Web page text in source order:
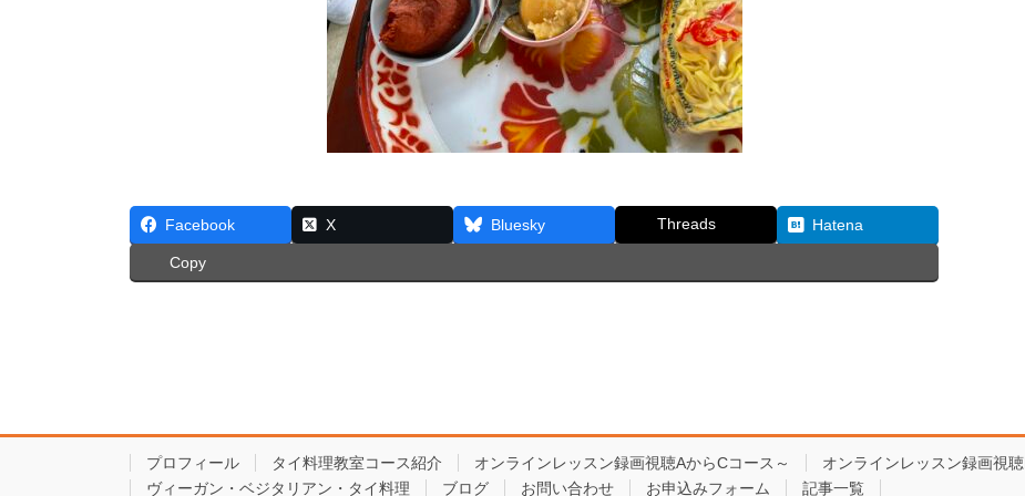
Facebook X Bluesky Threads Hatena
Copy
プロフィール タイ料理教室コース紹介 オンラインレッスン録画視聴AからCコース～
オンラインレッスン録画視
ヴィーガン・ベジタリアン・タイ料理
ブログ お問い合わせ お申込みフォーム 記事一覧